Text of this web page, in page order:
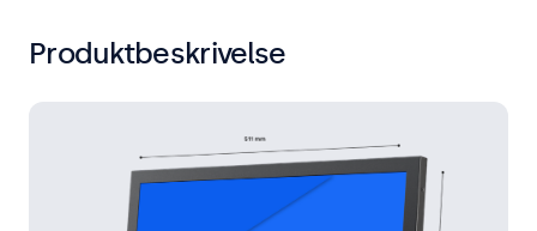
Produktbeskrivelse